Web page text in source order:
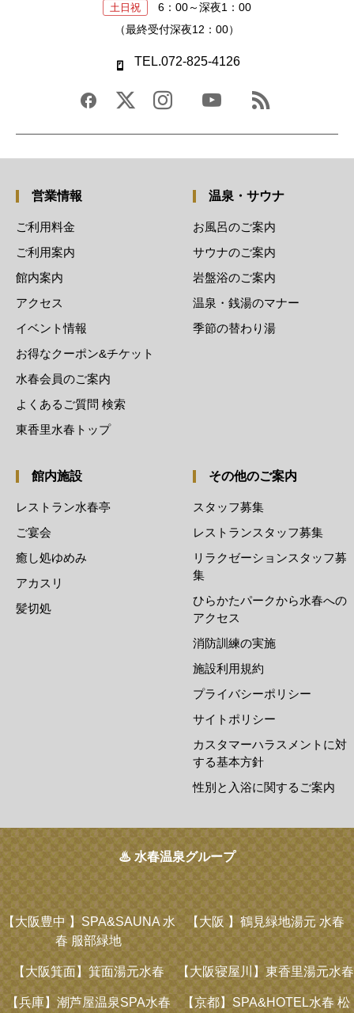
土日祝
6：00～深夜1：00
（最終受付深夜12：00）
TEL.072-825-4126
営業情報
ご利用料金
ご利用案内
館内案内
アクセス
イベント情報
お得なクーポン&チケット
水春会員のご案内
よくあるご質問 検索
東香里水春トップ
温泉・サウナ
お風呂のご案内
サウナのご案内
岩盤浴のご案内
温泉・銭湯のマナー
季節の替わり湯
館内施設
レストラン水春亭
ご宴会
癒し処ゆめみ
アカスリ
髪切処
その他のご案内
スタッフ募集
レストランスタッフ募集
リラクゼーションスタッフ募
集
ひらかたパークから水春への
アクセス
消防訓練の実施
施設利用規約
プライバシーポリシー
サイトポリシー
カスタマーハラスメントに対
する基本方針
性別と入浴に関するご案内
♨ 水春温泉グループ
【大阪豊中 】SPA&SAUNA 水
春 服部緑地
【大阪 】鶴見緑地湯元 水春
【大阪箕面】箕面湯元水春 【大阪寝屋川】 東香里湯元水春
【兵庫】潮芦屋温泉SPA水春 【京都】SPA&HOTEL水春 松